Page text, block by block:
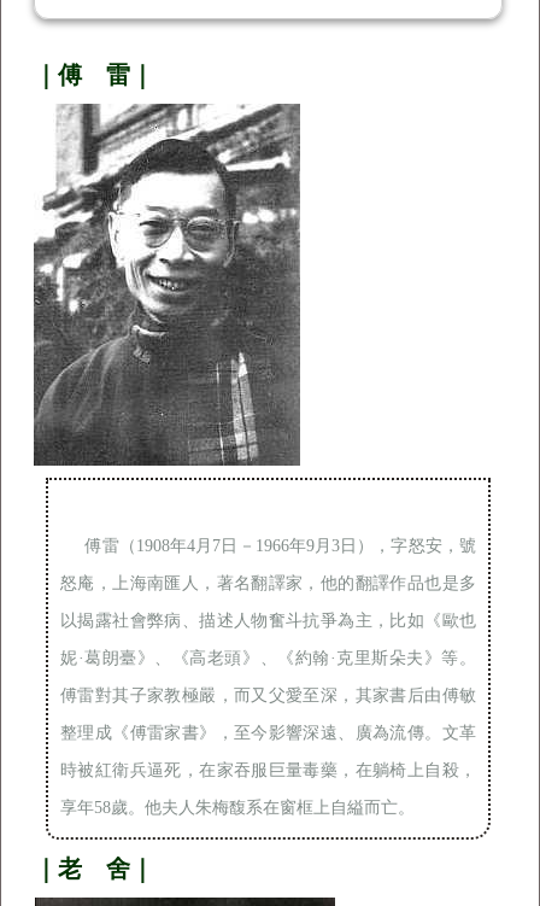
｜傅 雷｜
傅雷（1908年4月7日－1966年9月3日），字怒安，號
怒庵，上海南匯人，著名翻譯家，他的翻譯作品也是多
以揭露社會弊病、描述人物奮斗抗爭為主，比如《歐也
妮·葛朗臺》、《高老頭》、《約翰·克里斯朵夫》等。
傅雷對其子家教極嚴，而又父愛至深，其家書后由傅敏
整理成《傅雷家書》，至今影響深遠、廣為流傳。文革
時被紅衛兵逼死，在家吞服巨量毒藥，在躺椅上自殺，
享年58歲。他夫人朱梅馥系在窗框上自縊而亡。
｜老 舍｜